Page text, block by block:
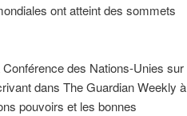
ont atteint des sommets
des Nations-Unies sur
dans The Guardian Weekly à
pouvoirs et les bonnes